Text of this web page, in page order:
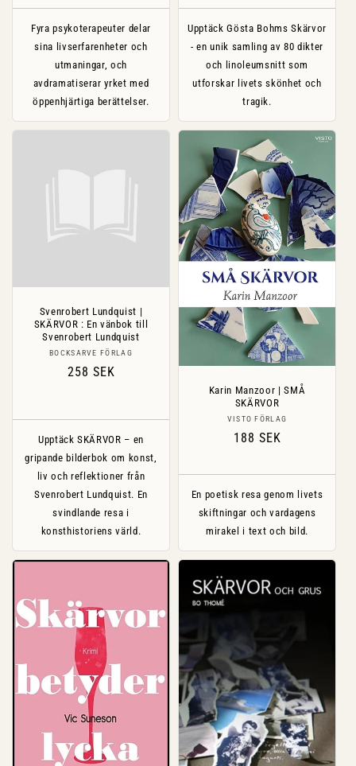
Fyra psykoterapeuter delar
sina livserfarenheter och
utmaningar, och
avdramatiserar yrket med
öppenhjärtiga berättelser.
Upptäck Gösta Bohms Skärvor
- en unik samling av 80 dikter
och linoleumsnitt som
utforskar livets skönhet och
tragik.
Svenrobert Lundquist |
SKÄRVOR : En vänbok till
Svenrobert Lundquist
Säljare:
BOCKSARVE FÖRLAG
Ordinarie
258 SEK
Upptäck SKÄRVOR – en
gripande bilderbok om konst,
liv och reflektioner från
Svenrobert Lundquist. En
svindlande resa i
konsthistoriens värld.
Karin Manzoor | SMÅ
SKÄRVOR
Säljare:
VISTO FÖRLAG
Ordinarie
188 SEK
En poetisk resa genom livets
skiftningar och vardagens
mirakel i text och bild.